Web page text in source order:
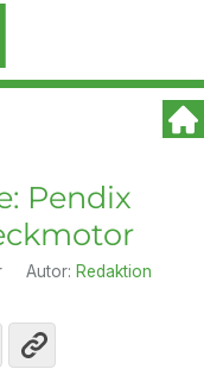
Pendix
Autor: Redaktion